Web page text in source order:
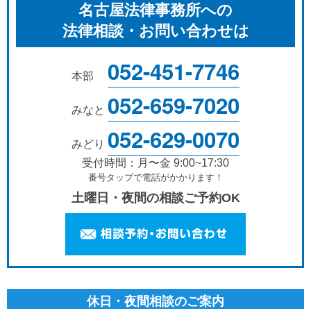
名古屋法律事務所への
法律相談・お問い合わせは
本部 052-451-7746
みなと 052-659-7020
みどり 052-629-0070
受付時間：月〜金 9:00~17:30
番号タップで電話がかかります！
土曜日・夜間の相談ご予約OK
休日・夜間相談のご案内